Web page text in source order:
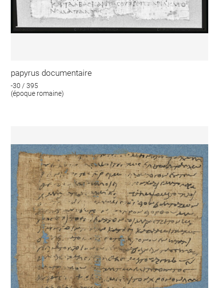
papyrus documentaire
-30 / 395
(époque romaine)